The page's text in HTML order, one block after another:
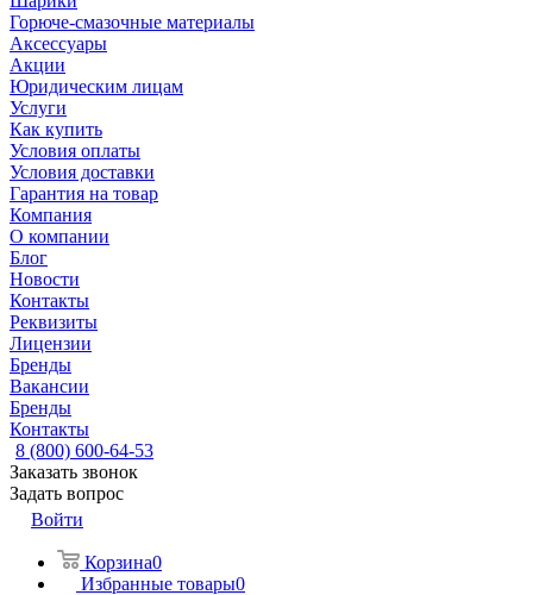
Горюче-смазочные материалы
Аксессуары
Акции
Юридическим лицам
Услуги
Как купить
Условия оплаты
Условия доставки
Гарантия на товар
Компания
О компании
Блог
Новости
Контакты
Реквизиты
Лицензии
Бренды
Вакансии
Бренды
Контакты
8 (800) 600-64-53
Заказать звонок
Задать вопрос
Войти
Корзина0
Избранные товары0